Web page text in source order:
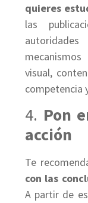
quieres
las
visual,
competencia
4. Pon
acción
Te
con las
A partir de